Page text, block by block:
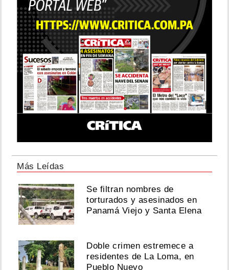
Más Leídas
Se filtran nombres de
torturados y asesinados en
Panamá Viejo y Santa Elena
Doble crimen estremece a
residentes de La Loma, en
Pueblo Nuevo